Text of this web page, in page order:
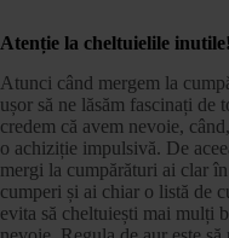
Atenție la cheltuielile inutile!
Atunci când mergem la
ușor să ne lăsăm fascinați de
credem că avem nevoie,
o achiziție impulsivă. De
mergi la cumpărături ai clar
cumperi și ai chiar o listă de
evita să cheltuiești mai mulți